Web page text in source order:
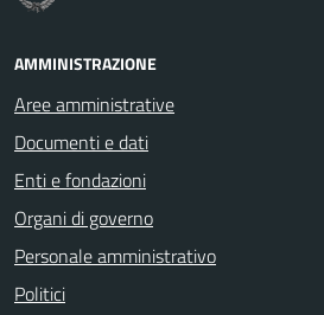
AMMINISTRAZIONE
Aree amministrative
Documenti e dati
Enti e fondazioni
Organi di governo
Personale amministrativo
Politici